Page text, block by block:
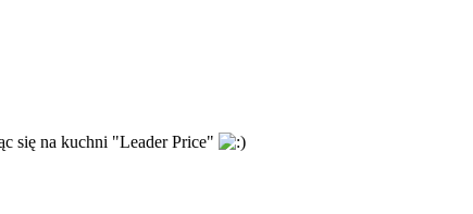
się na kuchni "Leader Price"